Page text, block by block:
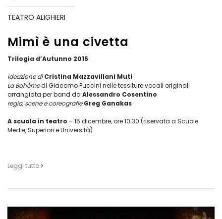
TEATRO ALIGHIERI
Mimì è una civetta
Trilogia d’Autunno 2015
ideazione di Cristina Mazzavillani Muti
La Bohèmedi Giacomo Puccini nelle tessiture vocali originali
arrangiata per band da Alessandro Cosentino
regia, scene e coreografieGreg Ganakas
A scuola in teatro – 15 dicembre, ore 10.30 (riservata a Scuole
Medie, Superiori e Università)
Leggi tutto